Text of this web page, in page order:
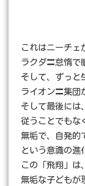
これはニーチェ
ラクダ〓怠惰で
そして、ずっと
ライオン〓集団
そして最後には、
従うことでもな
無垢で、自発的
という意識の進
この「飛翔」は
無垢な子どもが